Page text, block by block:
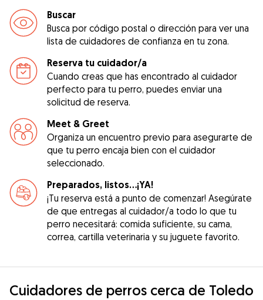
Buscar
Busca por código postal o dirección para ver una
lista de cuidadores de confianza en tu zona.
Reserva tu cuidador/a
Cuando creas que has encontrado al cuidador
perfecto para tu perro, puedes enviar una
solicitud de reserva.
Meet & Greet
Organiza un encuentro previo para asegurarte de
que tu perro encaja bien con el cuidador
seleccionado.
Preparados, listos...¡YA!
¡Tu reserva está a punto de comenzar! Asegúrate
de que entregas al cuidador/a todo lo que tu
perro necesitará: comida suficiente, su cama,
correa, cartilla veterinaria y su juguete favorito.
Cuidadores de perros cerca de Toledo